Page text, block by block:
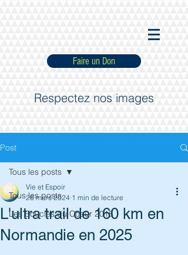
Faire un Don
Respectez nos images
Post
Tous les posts
Les Boucles du Coeur 2016
Tous les posts
L'ultra trail de 160 km en
Normandie en 2025
Vie et Espoir
26 mars 2024 1 min de lecture